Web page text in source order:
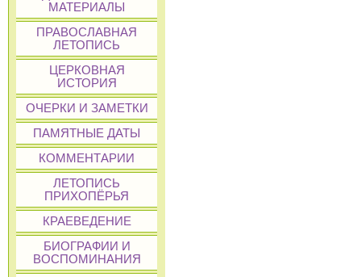
МАТЕРИАЛЫ
ПРАВОСЛАВНАЯ
ЛЕТОПИСЬ
ЦЕРКОВНАЯ
ИСТОРИЯ
ОЧЕРКИ И ЗАМЕТКИ
ПАМЯТНЫЕ ДАТЫ
КОММЕНТАРИИ
ЛЕТОПИСЬ
ПРИХОПЁРЬЯ
КРАЕВЕДЕНИЕ
БИОГРАФИИ И
ВОСПОМИНАНИЯ